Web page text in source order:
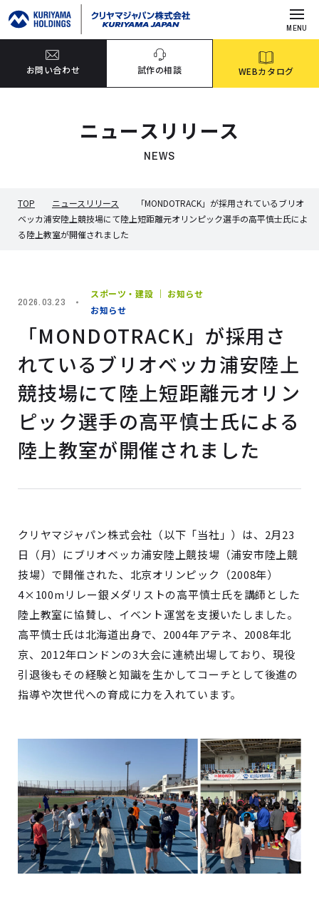
MENU
お問い合わせ 試作の相談 WEBカタログ
ニュースリリース
NEWS
TOP ニュースリリース
「MONDOTRACK」が採用されているブリオ
ベッカ浦安陸上競技場にて陸上短距離元オリンピック選手の高平慎士氏によ
る陸上教室が開催されました
2026.03.23
スポーツ・建設 ｜ お知らせ
お知らせ
「MONDOTRACK」が採用さ
れているブリオベッカ浦安陸上
競技場にて陸上短距離元オリン
ピック選手の高平慎士氏による
陸上教室が開催されました
クリヤマジャパン株式会社（以下「当社」）は、2月23
日（月）にブリオベッカ浦安陸上競技場（浦安市陸上競
技場）で開催された、北京オリンピック（2008年）
4×100mリレー銀メダリストの高平慎士氏を講師とした
陸上教室に協賛し、イベント運営を支援いたしました。
高平慎士氏は北海道出身で、2004年アテネ、2008年北
京、2012年ロンドンの3大会に連続出場しており、現役
引退後もその経験と知識を生かしてコーチとして後進の
指導や次世代への育成に力を入れています。